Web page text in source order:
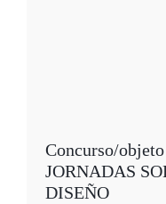
Concurso/
JORNADAS
DISEÑO